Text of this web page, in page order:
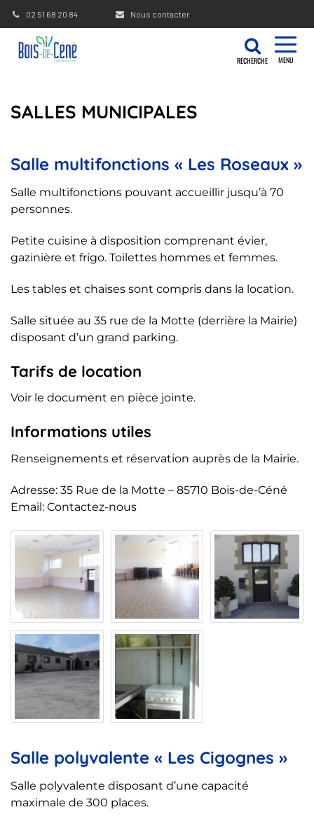
02 51 68 20 84 Nous contacter
RECHERCHE MENU
SALLES MUNICIPALES
Salle multifonctions « Les Roseaux »
Salle multifonctions pouvant accueillir jusqu’à 70
personnes.
Petite cuisine à disposition comprenant évier,
gazinière et frigo. Toilettes hommes et femmes.
Les tables et chaises sont compris dans la location.
Salle située au 35 rue de la Motte (derrière la Mairie)
disposant d’un grand parking.
Tarifs de location
Voir le document en pièce jointe.
Informations utiles
Renseignements et réservation auprès de la Mairie.
Adresse: 35 Rue de la Motte – 85710 Bois-de-Céné
Email: Contactez-nous
Salle polyvalente « Les Cigognes »
Salle polyvalente disposant d’une capacité
maximale de 300 places.